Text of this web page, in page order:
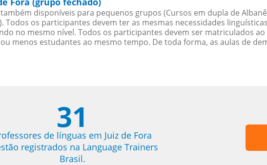
disponíveis para pequenos grupos (Cursos em dupla de
Todos os participantes devem ter as mesmas necessidades
no mesmo nível. Todos os participantes devem ser matriculados
menos estudantes ao mesmo tempo. De toda forma, as aulas de
31
de línguas em Juiz de Fora
registrados na Language Trainers
Brasil.